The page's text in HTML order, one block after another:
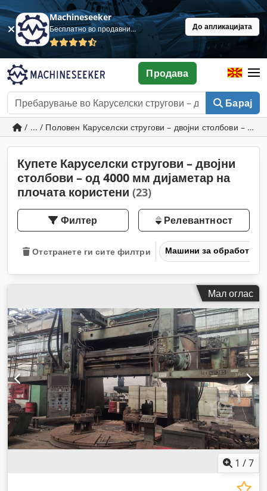
Machineseeker
Бесплатно во продавница До апликацијата
Барај
Продава
/ ... / Половен Каруселски стругови – двојни столбови – од
Купете Каруселски стругови – двојни
столбови – од 4000 мм дијаметар на
плочата користени (23)
Филтер Релевантност
Отстранете ги сите филтри Машини за обработка
Мал оглас
1 /7